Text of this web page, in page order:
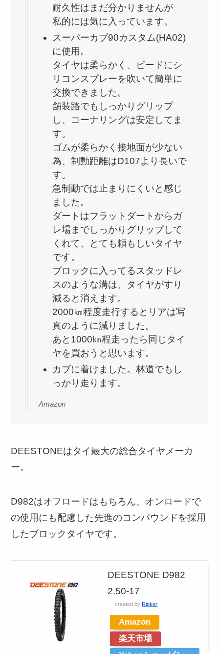
耐久性はまだ分かりませんが
私的には気に入っています。
スーパーカブ90カスタム(HA02)
に使用。
タイヤは柔らかく、ビードにシ
リコンスプレーを吹いて簡単に
交換できました。
舗装路でもしっかりグリップ
し、コーナリングは安定してま
す。
ゴムが柔らかく接地面が少ない
為、制動距離はD107より長いで
す。
急制動では止まりにくいと感じ
ました。
ダートはフラットダートからガ
レ場までしっかりグリップして
くれて、とても頼もしいタイヤ
です。
ブロックに入ってるスタッドレ
スのような溝は、タイヤがすり
減ると消えます。
2000㎞程度走行するとリアは写
真のように減りました。
あと1000㎞程走ったら同じタイ
ヤを買おうと思います。
カブに着けました。林道でもし
っかり走ります。
Amazon
DEESTONEはタイ最大の総合タイヤメーカ
ー。
D982はオフロードはもちろん、オンロードで
の使用にも配慮した先進のコンパウンドを採用
したブロックタイヤです。
DEESTONE D982
2.50-17
created by Rinker
Amazon
楽天市場